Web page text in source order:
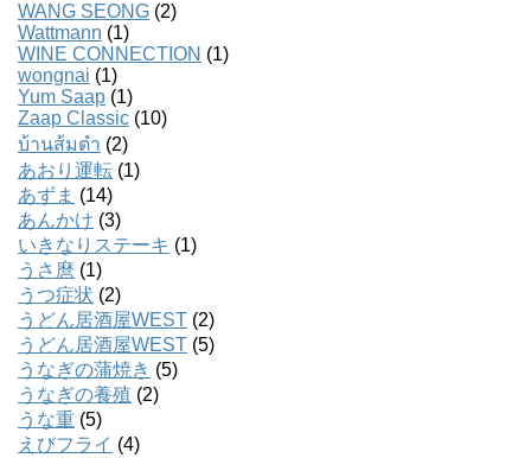
WANG SEONG (2)
Wattmann (1)
WINE CONNECTION (1)
wongnai (1)
Yum Saap (1)
Zaap Classic (10)
บ้านส้มตํา (2)
あおり運転 (1)
あずま (14)
あんかけ (3)
いきなりステーキ (1)
うさ麿 (1)
うつ症状 (2)
うどん居酒屋WEST (2)
うどん居酒屋WEST (5)
うなぎの蒲焼き (5)
うなぎの養殖 (2)
うな重 (5)
えびフライ (4)